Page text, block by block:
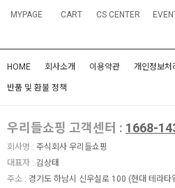
MYPAGE CART CS CENTER
HOME 회사소개 이용약관 개인정보처
반품 및 환불 정책
우리들쇼핑 고객센터 : 1668-
회사명 : 주식회사 우리들쇼핑
대표자 : 김상태
주소 : 경기도 하남시 신우실로 100 (현대 테라